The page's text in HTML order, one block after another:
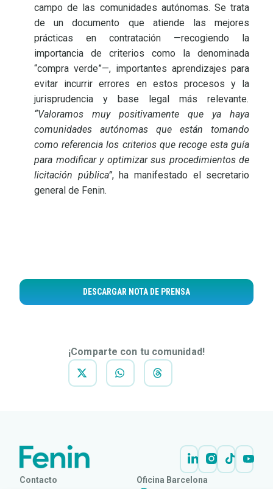
campo de las comunidades autónomas. Se trata
de un documento que atiende las mejores
prácticas en contratación —recogiendo la
importancia de criterios como la denominada
“compra verde”—, importantes aprendizajes para
evitar incurrir errores en estos procesos y la
jurisprudencia y base legal más relevante.
“Valoramos muy positivamente que ya haya
comunidades autónomas que están tomando
como referencia los criterios que recoge esta guía
para modificar y optimizar sus procedimientos de
licitación pública”, ha manifestado el secretario
general de Fenin.
DESCARGAR NOTA DE PRENSA
¡Comparte con tu comunidad!
Contacto
Oficina Barcelona